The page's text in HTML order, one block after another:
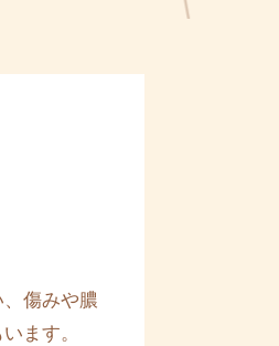
傷みや膿
ます。